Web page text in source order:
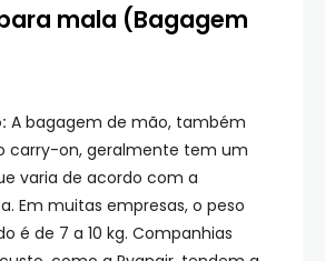
mala (Bagagem
A bagagem de mão, também
carry-on, geralmente tem um
varia de acordo com a
Em muitas empresas, o peso
é de 7 a 10 kg. Companhias